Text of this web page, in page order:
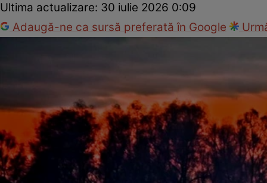
Ultima actualizare: 30 iulie 2026 0:09
Adaugă-ne ca sursă preferată în Google